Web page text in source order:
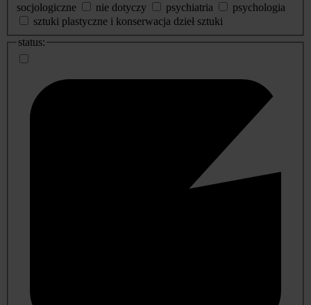
socjologiczne
nie dotyczy psychiatria
psychologia
sztuki plastyczne i konserwacja dzieł sztuki
status: